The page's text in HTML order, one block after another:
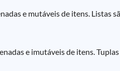
e mutáveis de itens. Listas
e imutáveis de itens.